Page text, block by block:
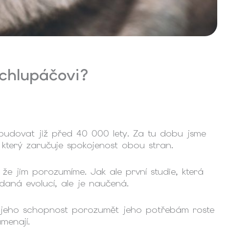
již před 40 000 lety. Za tu dobu jsme
zaručuje spokojenost obou stran.
jim porozumíme. Jak ale první studie, která
evolucí, ale je naučená.
schopnost porozumět jeho potřebám roste